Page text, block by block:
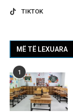
TIKTOK
MË TË LEXUARA
1